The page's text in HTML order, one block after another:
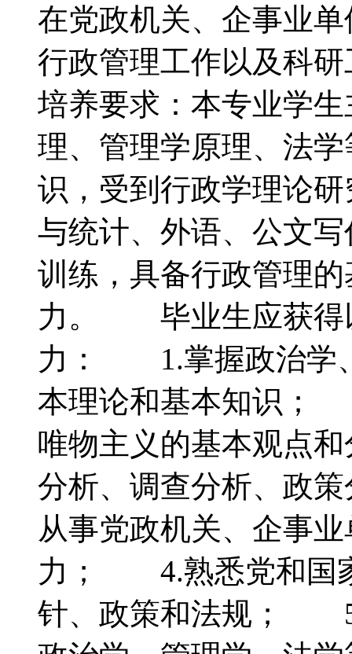
在党政机关、企事业
行政管理工作以及
培养要求：本专业学
理、管理学原理、法
识，受到行政学理论
与统计、外语、公文
训练，具备行政管理
力。 毕业生应获得
力： 1.掌握政治学
本理论和基本知识；
唯物主义的基本观点
分析、调查分析、政
从事党政机关、企事
力； 4.熟悉党和国
针、政策和法规；